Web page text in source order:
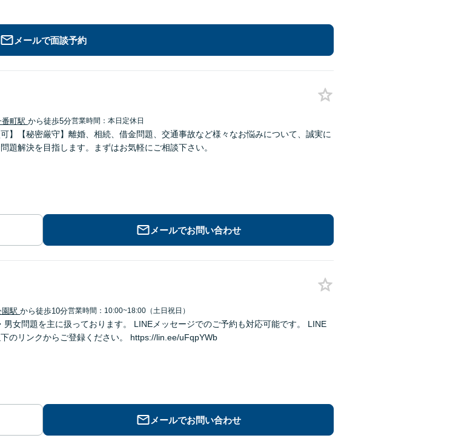
メールで面談予約
町駅 から徒歩5分営業時間：本日定休日
】【秘密厳守】離婚、相続、借金問題、交通事故など様々なお悩みについて、誠実に
題解決を目指します。まずはお気軽にご相談下さい。
メールでお問い合わせ
駅 から徒歩10分営業時間：10:00~18:00（土日祝日）
のリンクからご登録ください。 https://lin.ee/uFqpYWb
メールでお問い合わせ